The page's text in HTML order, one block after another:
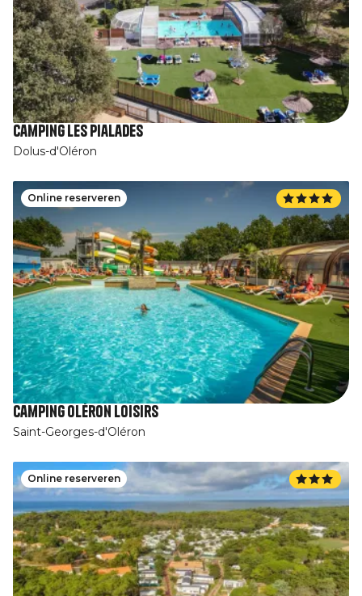
Camping Les Pialades
Dolus-d'Oléron
Online reserveren
Camping Oléron Loisirs
Saint-Georges-d'Oléron
Online reserveren